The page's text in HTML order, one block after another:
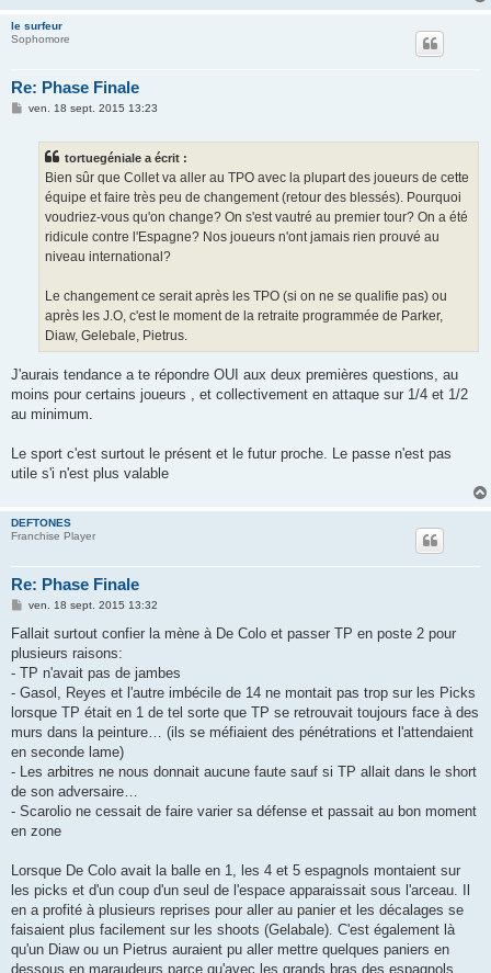
le surfeur
Sophomore
Re: Phase Finale
Mven. 18 sept. 2015 13:23
tortuegéniale a écrit :
Bien sûr que Collet va aller au TPO avec la plupart des joueurs de cette
équipe et faire très peu de changement (retour des blessés). Pourquoi
voudriez-vous qu'on change? On s'est vautré au premier tour? On a été
ridicule contre l'Espagne? Nos joueurs n'ont jamais rien prouvé au
niveau international?
Le changement ce serait après les TPO (si on ne se qualifie pas) ou
après les J.O, c'est le moment de la retraite programmée de Parker,
Diaw, Gelebale, Pietrus.
J'aurais tendance a te répondre OUI aux deux premières questions, au
moins pour certains joueurs , et collectivement en attaque sur 1/4 et 1/2
au minimum.
Le sport c'est surtout le présent et le futur proche. Le passe n'est pas
utile s'i n'est plus valable
DEFTONES
Franchise Player
Re: Phase Finale
M
s
a
g
ven. 18 sept. 2015 13:32
Fallait surtout confier la mène à De Colo et passer TP en poste 2 pour
plusieurs raisons:
- TP n'avait pas de jambes
- Gasol, Reyes et l'autre imbécile de 14 ne montait pas trop sur les Picks
lorsque TP était en 1 de tel sorte que TP se retrouvait toujours face à des
murs dans la peinture… (ils se méfiaient des pénétrations et l'attendaient
en seconde lame)
- Les arbitres ne nous donnait aucune faute sauf si TP allait dans le short
de son adversaire…
- Scarolio ne cessait de faire varier sa défense et passait au bon moment
en zone
Lorsque De Colo avait la balle en 1, les 4 et 5 espagnols montaient sur
les picks et d'un coup d'un seul de l'espace apparaissait sous l'arceau. Il
en a profité à plusieurs reprises pour aller au panier et les décalages se
faisaient plus facilement sur les shoots (Gelabale). C'est également là
qu'un Diaw ou un Pietrus auraient pu aller mettre quelques paniers en
dessous en maraudeurs parce qu'avec les grands bras des espagnols,